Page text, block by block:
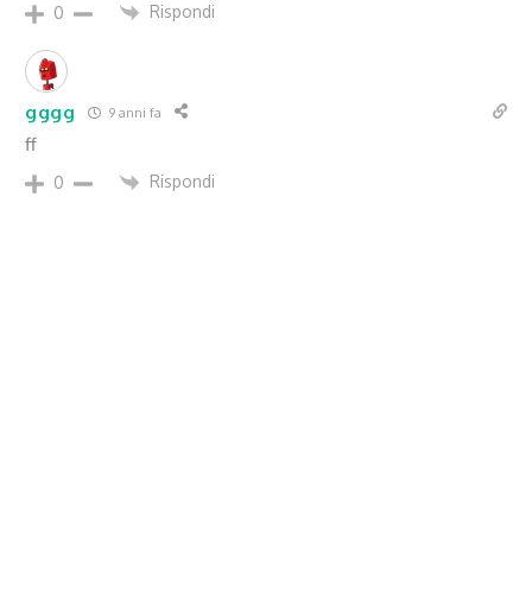
0 Rispondi
gggg 9 anni fa
ff
0 Rispondi